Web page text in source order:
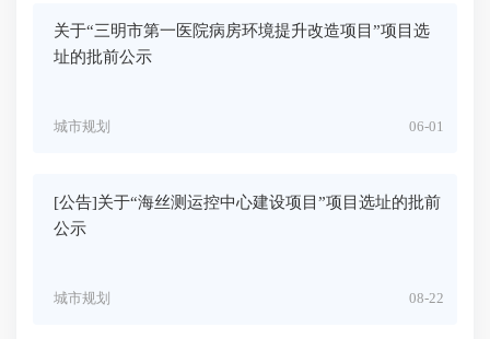
关于“三明市第一医院病房环境提升改造项目”项目选
址的批前公示
06-01
城市规划
[公告]关于“海丝测运控中心建设项目”项目选址的批前
公示
08-22
城市规划